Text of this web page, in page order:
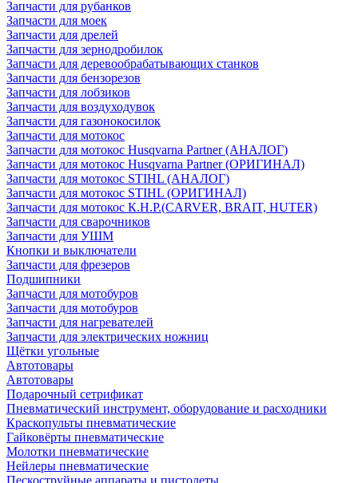
Запчасти для рубанков
Запчасти для моек
Запчасти для дрелей
Запчасти для зернодробилок
Запчасти для деревообрабатывающих станков
Запчасти для бензорезов
Запчасти для лобзиков
Запчасти для воздуходувок
Запчасти для газонокосилок
Запчасти для мотокос
Запчасти для мотокос Husqvarna Partner (АНАЛОГ)
Запчасти для мотокос Husqvarna Partner (ОРИГИНАЛ)
Запчасти для мотокос STIHL (АНАЛОГ)
Запчасти для мотокос STIHL (ОРИГИНАЛ)
Запчасти для мотокос К.Н.Р.(CARVER, BRAIT, HUTER)
Запчасти для сварочников
Запчасти для УШМ
Кнопки и выключатели
Запчасти для фрезеров
Подшипники
Запчасти для мотобуров
Запчасти для мотобуров
Запчасти для нагревателей
Запчасти для электрических ножниц
Щётки угольные
Автотовары
Автотовары
Подарочный сетрификат
Пневматический инструмент, оборудование и расходники
Краскопульты пневматические
Гайковёрты пневматические
Молотки пневматические
Нейлеры пневматические
Пескоструйные аппараты и пистолеты